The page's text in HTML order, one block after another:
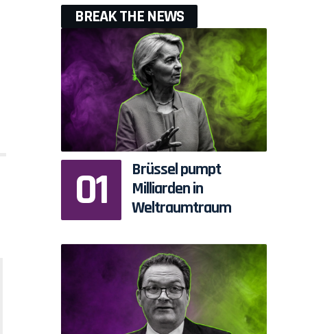
BREAK THE NEWS
Brüssel pumpt
Milliarden in
Weltraumtraum